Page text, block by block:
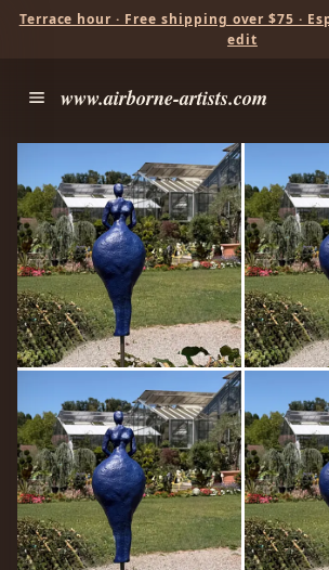
Terrace hour · Free shipping over $75 ·
edit
www.airborne-artists.com